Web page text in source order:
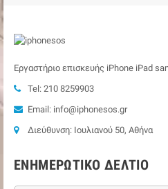
Εργαστήριο επισκευής iPhone iPad
Tel: 210 8259903
Email: info@iphonesos.gr
Διεύθυνση: Ιουλιανού 50, Αθήνα
ΕΝΗΜΕΡΩΤΙΚΌ ΔΕΛΤΊΟ